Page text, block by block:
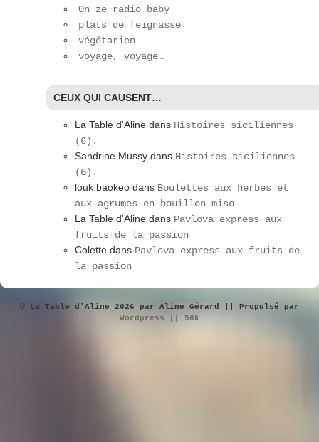
On ze radio baby
plats de feignasse
végétarien
voyage, voyage…
CEUX QUI CAUSENT…
La Table d'Aline dans Histoires siciliennes
(6).
Sandrine Mussy dans Histoires siciliennes
(6).
louk baokeo dans Boulettes aux herbes et
aux agrumes en bouillon miso
La Table d'Aline dans Pavlova express aux
fruits de la passion
Colette dans Pavlova express aux fruits de
la passion
© La Table d'Aline 2026 par Aline Gérard || Propulsé par
Wordpress
56k